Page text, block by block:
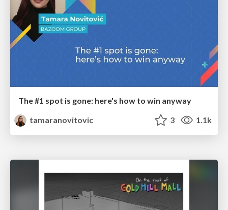
The #1 spot is gone: here's how to win anyway
tamaranovitovic
3 1.1k